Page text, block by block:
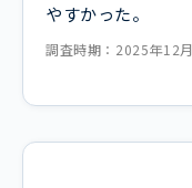
やすかった。
調査時期：2025年12月